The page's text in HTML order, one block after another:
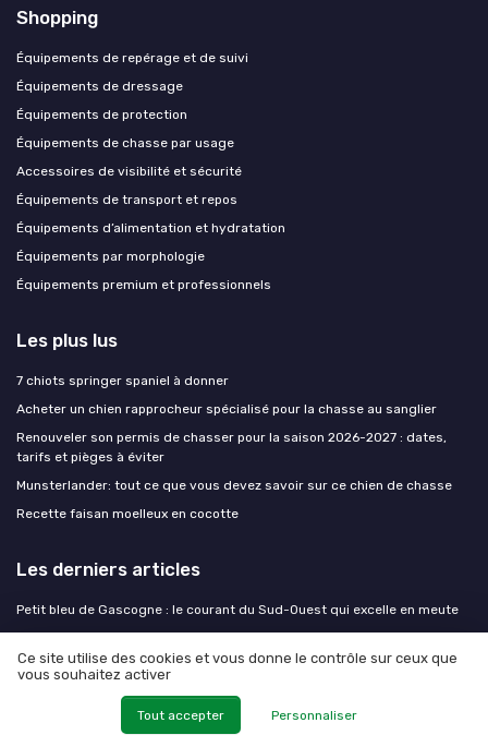
Shopping
Équipements de repérage et de suivi
Équipements de dressage
Équipements de protection
Équipements de chasse par usage
Accessoires de visibilité et sécurité
Équipements de transport et repos
Équipements d’alimentation et hydratation
Équipements par morphologie
Équipements premium et professionnels
Les plus lus
7 chiots springer spaniel à donner
Acheter un chien rapprocheur spécialisé pour la chasse au sanglier
Renouveler son permis de chasser pour la saison 2026-2027 : dates,
tarifs et pièges à éviter
Munsterlander: tout ce que vous devez savoir sur ce chien de chasse
Recette faisan moelleux en cocotte
Les derniers articles
Petit bleu de Gascogne : le courant du Sud-Ouest qui excelle en meute
Préparer son chien au travail à l'eau avant l'ouverture du gibier d'eau
Chien de chasse après 8 ans : adapter l'effort sans le mettre au repos
Comprendre le prix de la validation du permis de chasse et ses enjeux
pour le chasseur cynégétique
Ce site utilise des cookies et vous donne le contrôle sur ceux que
vous souhaitez activer
Tout accepter Personnaliser